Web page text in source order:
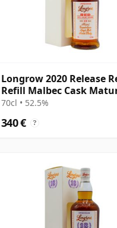
Longrow 2020 Release
Refill Malbec Cask
Campbe 10 años
70cl • 52.5%
340 € ?